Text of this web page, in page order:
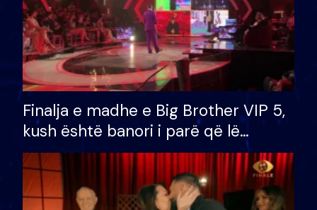
Finalja e madhe e Big Brother VIP 5,
kush është banori i parë që lë
shtëpinë dhe humb mundësinë për
të fituar çmimin e madh